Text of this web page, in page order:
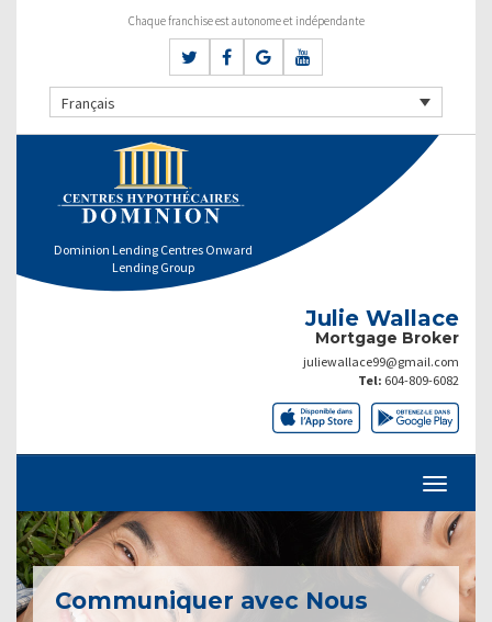
Chaque franchise est autonome et indépendante
Français
Dominion Lending Centres Onward
Lending Group
Julie Wallace
Mortgage Broker
juliewallace99@gmail.com
Tel: 604-809-6082
Communiquer avec Nous